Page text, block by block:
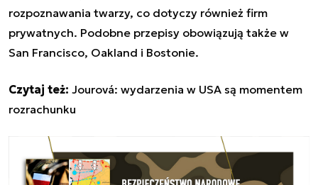
rozpoznawania twarzy, co dotyczy również firm
prywatnych. Podobne przepisy obowiązują także w
San Francisco, Oakland i Bostonie.
Czytaj też: Jourová: wydarzenia w USA są momentem
rozrachunku